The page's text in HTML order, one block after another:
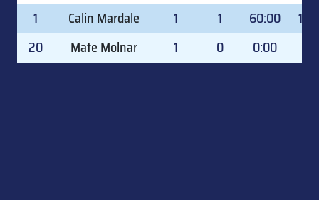
GOALKEEPER GD GP TOI
1 Calin Mardale 1 1 60:00
20
Mate Molnar 1 0 0:00